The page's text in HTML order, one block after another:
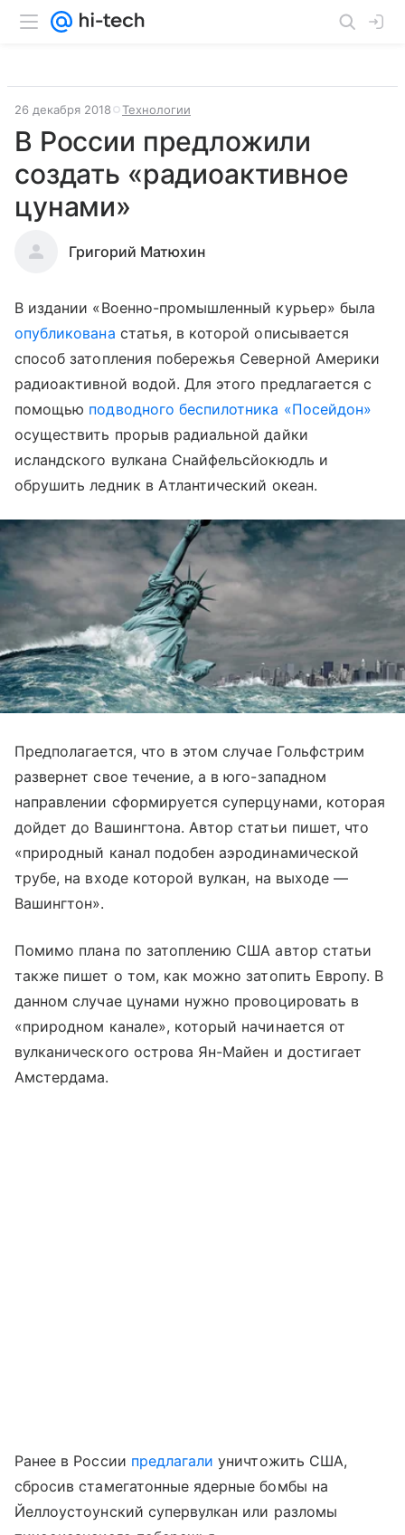
26 декабря 2018 Технологии
В России предложили
создать «радиоактивное
цунами»
Григорий Матюхин
В издании «Военно-промышленный курьер» была
опубликована статья, в которой описывается
способ затопления побережья Северной Америки
радиоактивной водой. Для этого предлагается с
помощью подводного беспилотника «Посейдон»
осуществить прорыв радиальной дайки
исландского вулкана Снайфельсйокюдль и
обрушить ледник в Атлантический океан.
Предполагается, что в этом случае Гольфстрим
развернет свое течение, а в юго-западном
направлении сформируется суперцунами, которая
дойдет до Вашингтона. Автор статьи пишет, что
«природный канал подобен аэродинамической
трубе, на входе которой вулкан, на выходе —
Вашингтон».
Помимо плана по затоплению США автор статьи
также пишет о том, как можно затопить Европу. В
данном случае цунами нужно провоцировать в
«природном канале», который начинается от
вулканического острова Ян-Майен и достигает
Амстердама.
Ранее в России предлагали уничтожить США,
сбросив стамегатонные ядерные бомбы на
Йеллоустоунский супервулкан или разломы